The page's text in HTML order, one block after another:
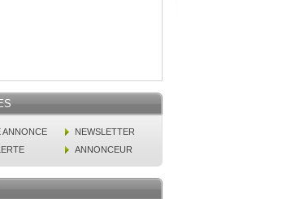
ANNONCE
NEWSLETTER
ANNONCEUR